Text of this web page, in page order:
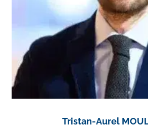
Tristan-Aurel